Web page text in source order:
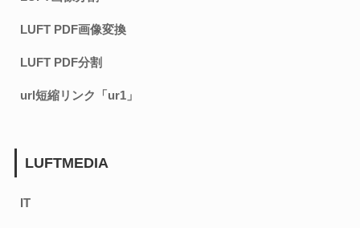
LUFT PDF画像変換
LUFT PDF分割
url短縮リンク「ur1」
LUFTMEDIA
IT